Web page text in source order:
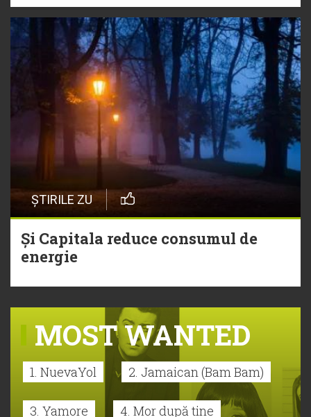
ȘTIRILE ZU
Și Capitala reduce consumul de
energie
MOST WANTED
1. NuevaYol 2. Jamaican (Bam Bam)
3. Yamore 4. Mor după tine